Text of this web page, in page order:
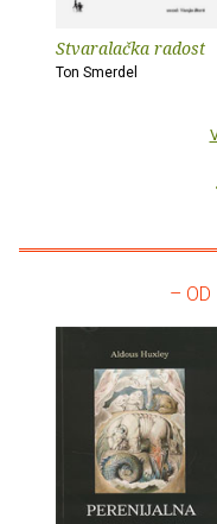
Stvaralačka radost
Ton Smerdel
– OD